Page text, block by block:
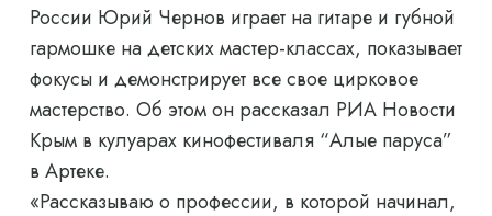
России Юрий Чернов играет на гитаре и губной
гармошке на детских мастер-классах, показывает
фокусы и демонстрирует все свое цирковое
мастерство. Об этом он рассказал РИА Новости
Крым в кулуарах кинофестиваля “Алые паруса”
в Артеке.
«Рассказываю о профессии, в которой начинал,